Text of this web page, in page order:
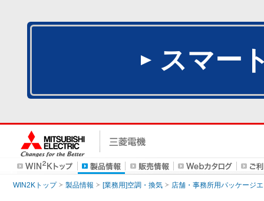
スマー
WIN2Kトップ 製品情報 [業務用]空調・換気 店舗・事務所用パッケージ